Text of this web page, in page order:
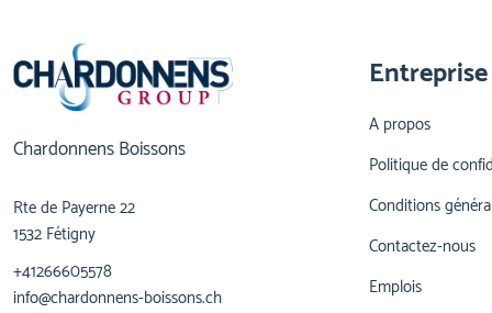
Chardonnens Boissons
Rte de Payerne 22
1532 Fétigny
+41266605578
info@chardonnens-boissons.ch
Entreprise
A propos
Politique de
Conditions
Contactez-nous
Emplois